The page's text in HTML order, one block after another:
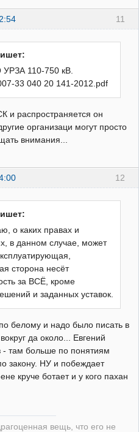
11
110-750 кВ.
33 040 20 141-2012.pdf
и распространяется он
организаци могут просто
внимания...
12
о каких правах и
в данном случае, может
сторона несёт
за ВСЁ, кроме
и заданных уставок.
белому и надо было писать в
да около... Евгений
- там больше по понятиям
закону. НУ и побеждает
круче ботает и у кого пахан
вещь, что его не